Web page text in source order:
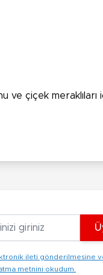
çiçek meraklıları
ileti gönderilmesine
metnini okudum.